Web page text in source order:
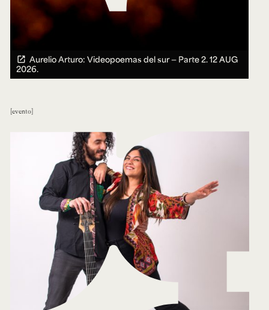
Aurelio Arturo: Videopoemas del sur — Parte 2.12 AUG
2026.
evento